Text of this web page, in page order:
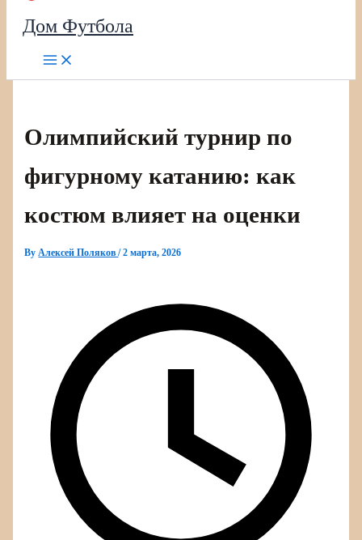
Дом Футбола
Олимпийский турнир по
фигурному катанию: как
костюм влияет на оценки
ByАлексей Поляков/2 марта, 2026